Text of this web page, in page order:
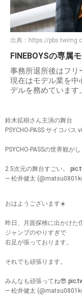
出典： https://
FINEBOYSの専属
事務所退所後はフリ
現在はモデル業を中
デルを務めています。
鈴木拡樹さん主演の舞台
PSYCHO-PASS サイコパ
PSYCHO-PASSの世界観が
2.5次元の舞台すごい。
— 松井健太
おはようございます☀️
昨日、月面探検に出かけた
ジャンプのやりすぎで
右足が張っております。
それでも頑張ります。
みんなも頑張ってね😎
— 松井健太